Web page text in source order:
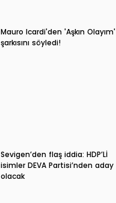
Mauro Icardi'den 'Aşkın Olayım'
şarkısını söyledi!
Sevigen’den flaş iddia: HDP’Lİ
isimler DEVA Partisi’nden aday
olacak